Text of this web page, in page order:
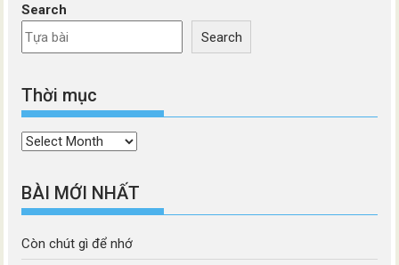
Search
Search
Thời mục
Thời
BÀI MỚI NHẤT
Còn chút gì để nhớ